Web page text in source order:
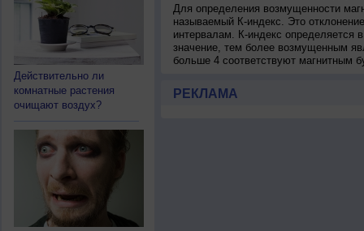
Действительно ли
комнатные растения
очищают воздух?
Для определения возмущенности
называемый К-индекс. Это
интервалам. К-индекс определяется
значение, тем более возмущенным
больше 4 соответствуют магнитным
РЕКЛАМА